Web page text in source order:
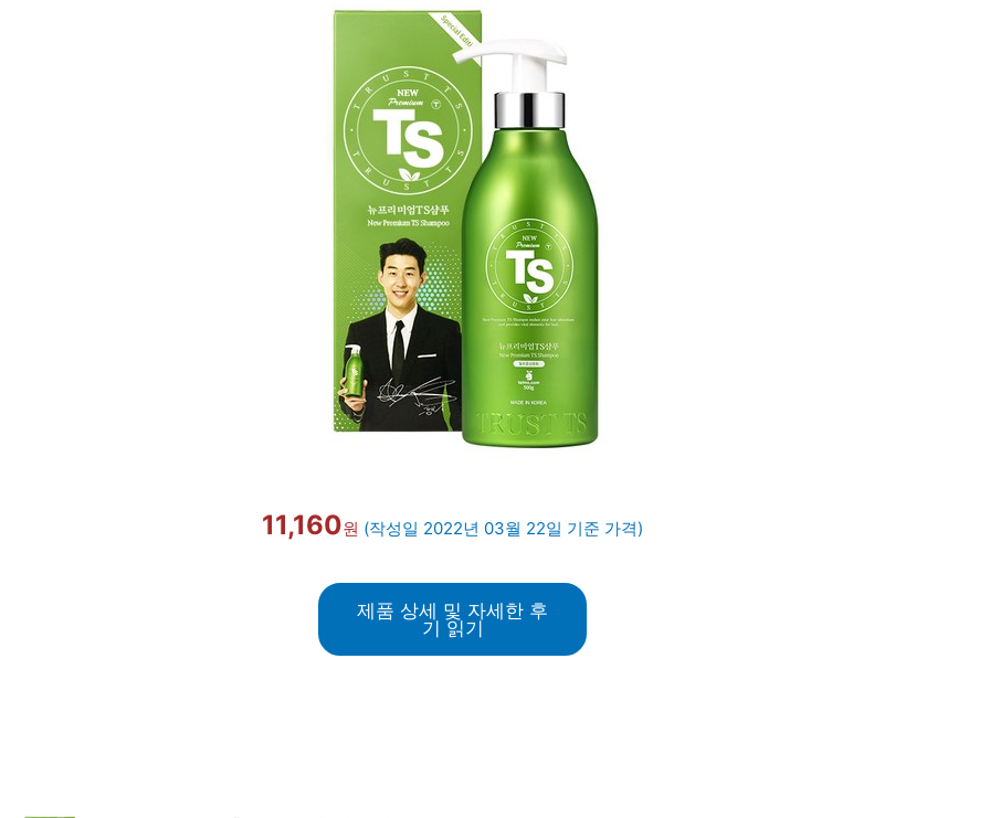
11,160원 (작성일 2022년 03월 22일 기준 가격)
제품 상세 및 자세한 후
기 읽기